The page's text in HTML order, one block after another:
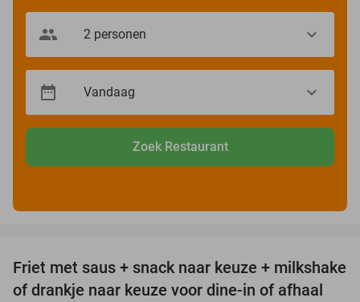
Zoek Restaurant
50%
Friet met saus + snack naar keuze + milkshake
of drankje naar keuze voor dine-in of afhaal